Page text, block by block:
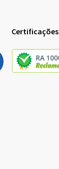
Certificações